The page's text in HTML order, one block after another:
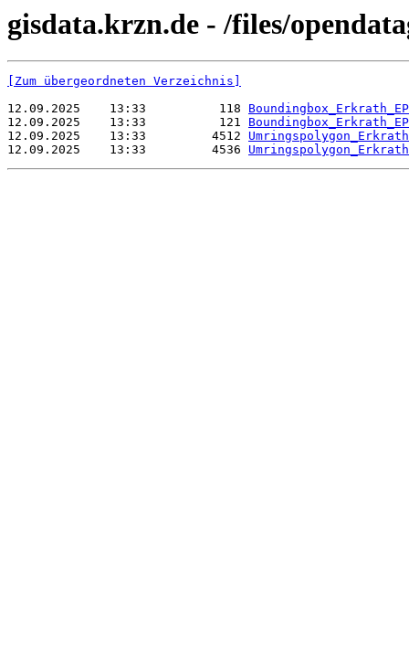
gisdata.krzn.de - /files/
[Zum übergeordneten Verzeichnis]
12.09.2025    13:33          118
12.09.2025    13:33          121
12.09.2025    13:33         4512
12.09.2025    13:33         4536